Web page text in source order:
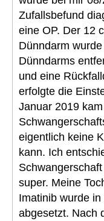
Zufallsbefund
eine OP. Der 12
Dünndarm
Dünndarms
und eine
erfolgte die
Januar 2019
eigentlich keine
kann. Ich
super. Meine
Imatinib wurde
abgesetzt. Nach